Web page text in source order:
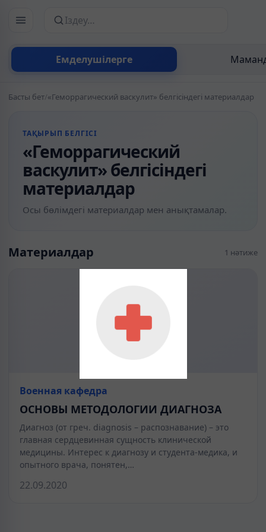
Емделушілерге
Сайттан іздеу
Басты бет/«Геморрагический васкулит» белгісіндегі материалдар
ТАҚЫРЫП БЕЛГІСІ
«Геморрагический
васкулит» белгісіндегі
материалдар
Осы бөлімдегі материалдар мен анықтамалар.
Материалдар 1 нәтиже
Военная кафедра
ОСНОВЫ МЕТОДОЛОГИИ ДИАГНОЗА
Диагноз (от греч. diagnosis – распознавание) – это
главная сердцевинная сущность клинической
медицины. Интерес к диагнозу и студента-медика, и
опытного врача, понятен,…
22.09.2020